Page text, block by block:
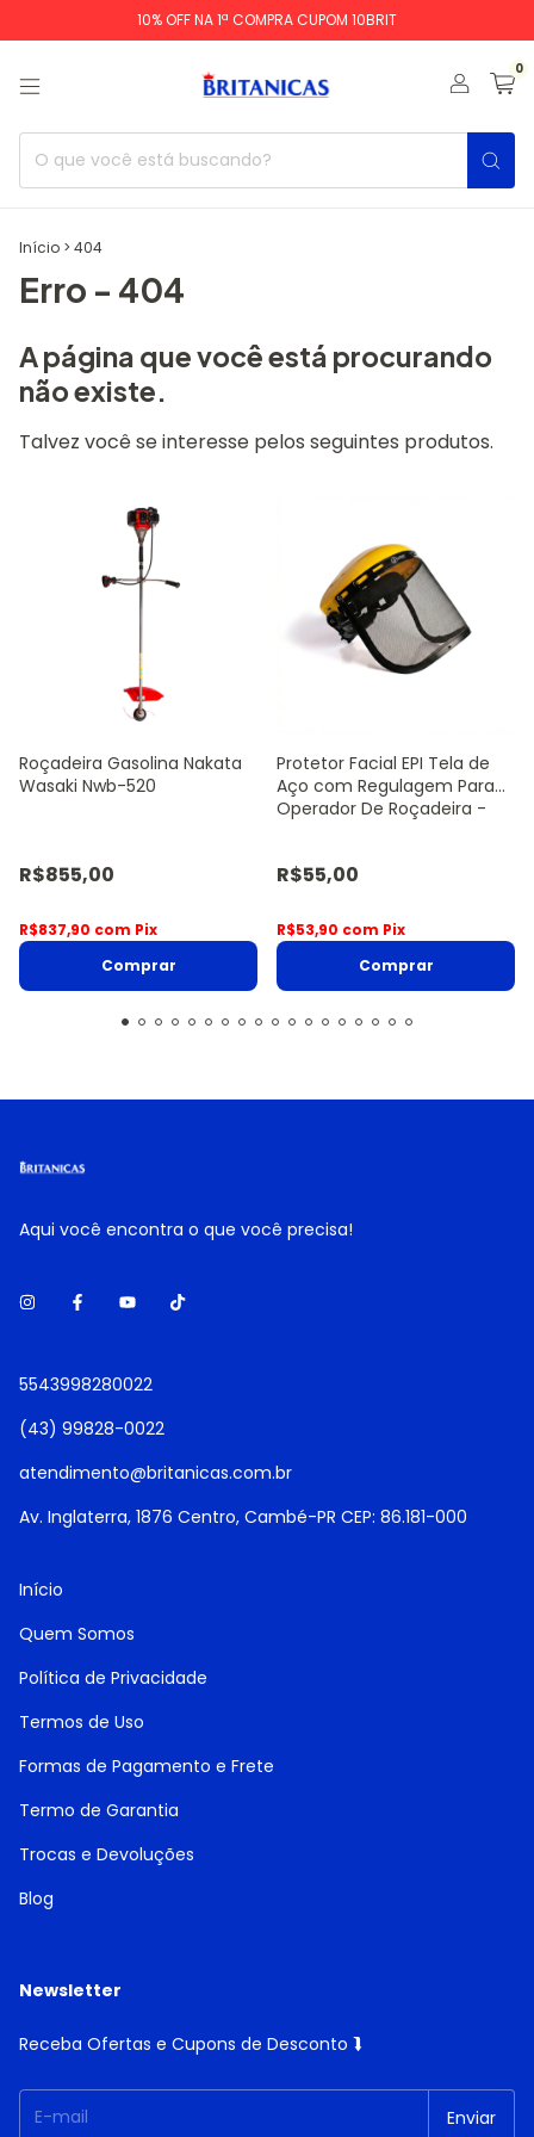
10% OFF NA 1ª COMPRA CUPOM 10BRIT
0
Início > 404
Erro - 404
A página que você está procurando
não existe.
Talvez você se interesse pelos seguintes produtos.
Roçadeira Gasolina Nakata
Wasaki Nwb-520
R$855,00
R$837,90 com Pix
Protetor Facial EPI Tela de
Aço com Regulagem Para
Operador De Roçadeira -
R$55,00
R$53,90 com Pix
Aqui você encontra o que você precisa!
5543998280022
(43) 99828-0022
atendimento@britanicas.com.br
Av. Inglaterra, 1876 Centro, Cambé-PR CEP: 86.181-000
Início
Quem Somos
Política de Privacidade
Termos de Uso
Formas de Pagamento e Frete
Termo de Garantia
Trocas e Devoluções
Blog
Newsletter
Receba Ofertas e Cupons de Desconto ⮯